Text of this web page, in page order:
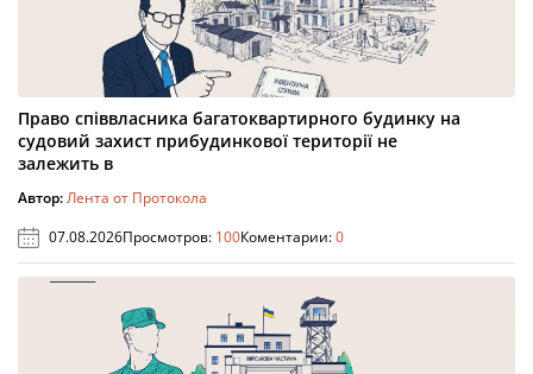
Право співвласника багатоквартирного будинку на
судовий захист прибудинкової території не
залежить в
Автор:Лента от Протокола
07.08.2026Просмотров: 100Коментарии:0